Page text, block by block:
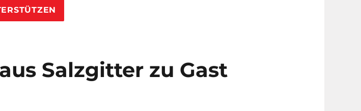
Salzgitter zu Gast